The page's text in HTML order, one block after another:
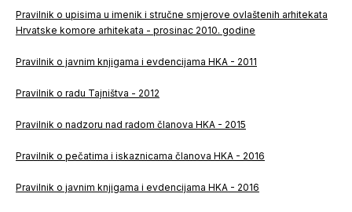
Pravilnik o upisima u imenik i stručne smjerove ovlaštenih arhitekata
Hrvatske komore arhitekata - prosinac 2010. godine
Pravilnik o javnim knjigama i evdencijama HKA - 2011
Pravilnik o radu Tajništva - 2012
Pravilnik o nadzoru nad radom članova HKA - 2015
Pravilnik o pečatima i iskaznicama članova HKA - 2016
Pravilnik o javnim knjigama i evdencijama HKA - 2016